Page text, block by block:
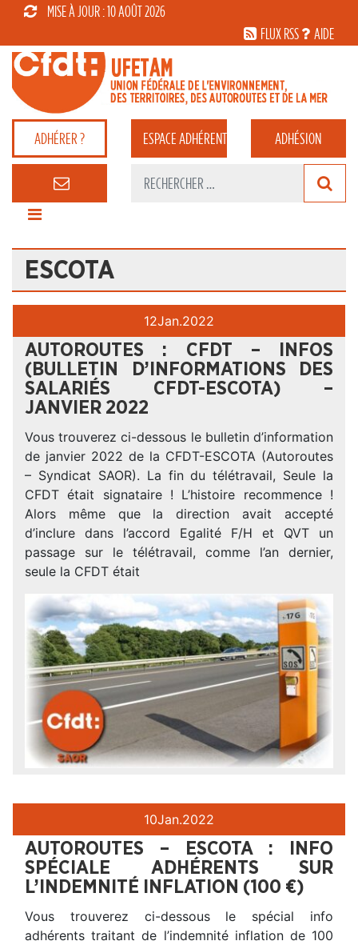
MISE À JOUR : 10 AOÛT 2026
FLUX RSS
AIDE
ADHÉRER ? ESPACEADHÉRENT ADHÉSION
ESCOTA
12Jan.2022
AUTOROUTES : CFDT – INFOS
(BULLETIN D’INFORMATIONS DES
SALARIÉS CFDT-ESCOTA) –
JANVIER 2022
Vous trouverez ci-dessous le bulletin d’information
de janvier 2022 de la CFDT-ESCOTA (Autoroutes
– Syndicat SAOR). La fin du télétravail, Seule la
CFDT était signataire ! L’histoire recommence !
Alors même que la direction avait accepté
d’inclure dans l’accord Egalité F/H et QVT un
passage sur le télétravail, comme l’an dernier,
seule la CFDT était
10Jan.2022
AUTOROUTES – ESCOTA : INFO
SPÉCIALE ADHÉRENTS SUR
L’INDEMNITÉ INFLATION (100 €)
Vous trouverez ci-dessous le spécial info
adhérents traitant de l’indemnité inflation de 100